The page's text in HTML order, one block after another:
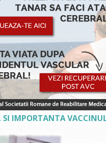
SI IMPORTANTA